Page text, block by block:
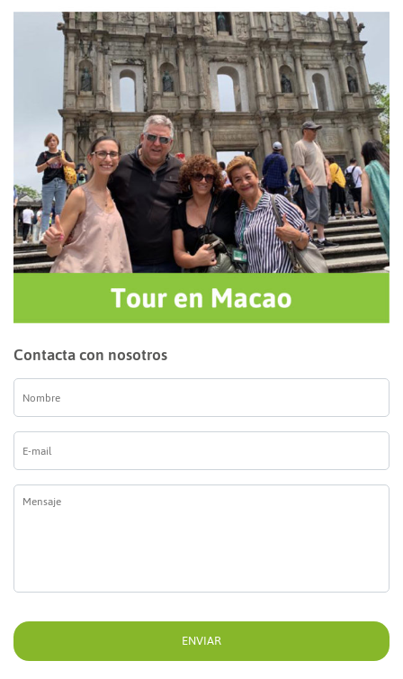
Contacta con nosotros
Nombre
E-
mail
*